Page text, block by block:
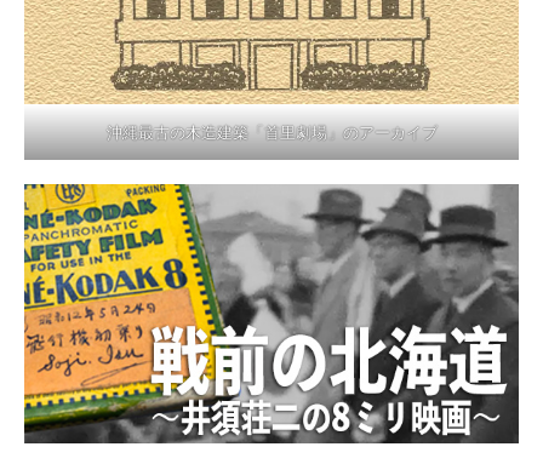
沖縄最古の木造建築「首里劇場」のアーカイブ